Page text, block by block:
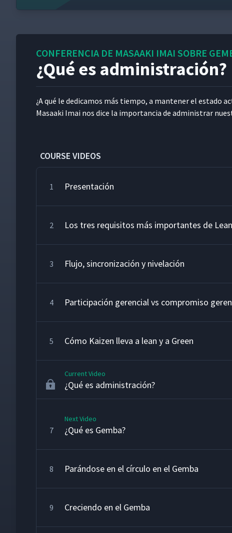
CONFERENCIA DE MASAAKI IMAI SOBRE
¿Qué es administración?
¿A qué le dedicamos más tiem­po, a man­ten­er el esta­do
Masaa­ki Imai nos dice la impor­tan­cia de admin­is­trar
COURSE VIDEOS
1 Presentación
2 Los tres requisitos más importantes de Lean
3 Flujo, sincronización y nivelación
4 Participación gerencial vs compromiso
5 Cómo Kaizen lleva a lean y a Green
Current Video
¿Qué es administración?
7
Next Video
¿Qué es Gemba?
8 Parándose en el círculo en el Gemba
9 Creciendo en el Gemba